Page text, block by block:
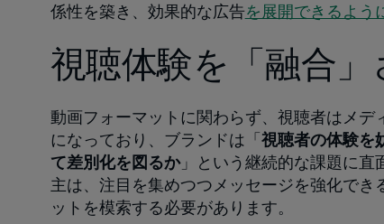
係性を築き、効果的な広告を展開できるよう
視聴体験を「融合
動画フォーマットに関わらず、視聴者はメ
になっており、ブランドは「 視聴者の体験を
て差別化を図るか」という継続的な課題に直
主は、注目を集めつつメッセージを強化で
ットを模索する必要があります。